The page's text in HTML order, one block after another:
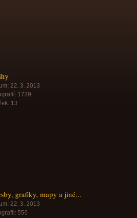
22. 3. 2013
1739
13
grafiky, mapy a jiné...
22. 3. 2013
556